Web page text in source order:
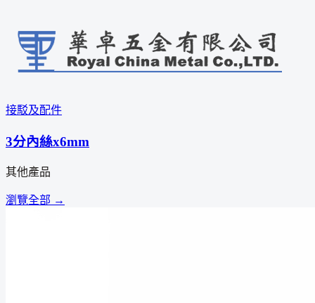
接駁及配件
3分內絲x6mm
其他產品
瀏覽全部 →